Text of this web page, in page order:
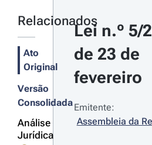
Relacionados
Ato
Original
Versão
Consolidada
Análise
Jurídica
Lei n.º 5/
de 23 de
fevereiro
Emitente:
Assembleia da